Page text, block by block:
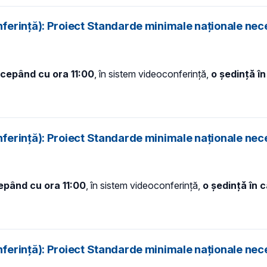
Proiect Standarde minimale naționale
cu ora 11:00 , în sistem videoconferință, o ședință
Proiect Standarde minimale naționale
cu ora 11:00, în sistem videoconferință, o ședință în
Proiect Standarde minimale naționale